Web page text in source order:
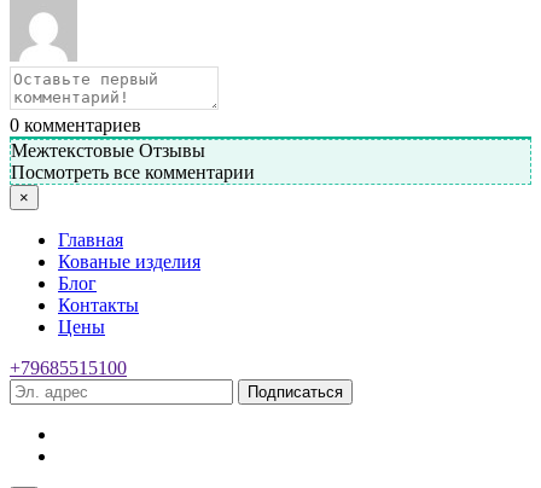
0 комментариев
Межтекстовые Отзывы
Посмотреть все комментарии
×
Главная
Кованые изделия
Блог
Контакты
Цены
+79685515100
Подписаться